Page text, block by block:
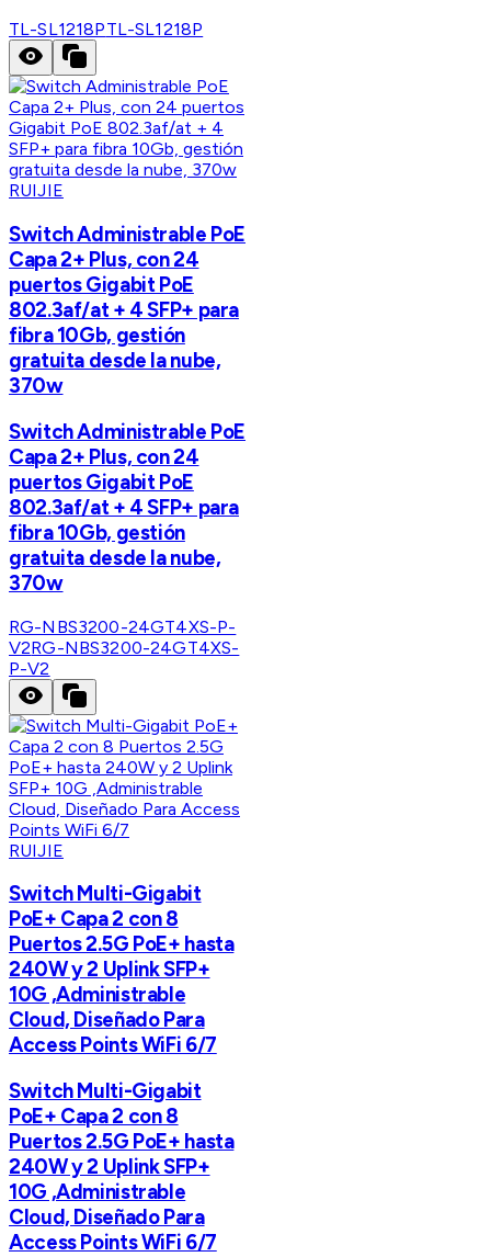
TL-SL1218PTL-SL1218P
RUIJIE
Switch Administrable PoE
Capa 2+ Plus, con 24
puertos Gigabit PoE
802.3af/at + 4 SFP+ para
fibra 10Gb, gestión
gratuita desde la nube,
370w
Switch Administrable PoE
Capa 2+ Plus, con 24
puertos Gigabit PoE
802.3af/at + 4 SFP+ para
fibra 10Gb, gestión
gratuita desde la nube,
370w
RG-NBS3200-24GT4XS-P-
V2RG-NBS3200-24GT4XS-
P-V2
RUIJIE
Switch Multi-Gigabit
PoE+ Capa 2 con 8
Puertos 2.5G PoE+ hasta
240W y 2 Uplink SFP+
10G ,Administrable
Cloud, Diseñado Para
Access Points WiFi 6/7
Switch Multi-Gigabit
PoE+ Capa 2 con 8
Puertos 2.5G PoE+ hasta
240W y 2 Uplink SFP+
10G ,Administrable
Cloud, Diseñado Para
Access Points WiFi 6/7